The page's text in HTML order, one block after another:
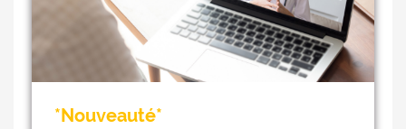
*Nouveauté*